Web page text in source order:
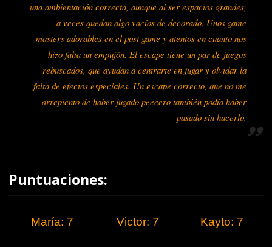
una ambientación correcta, aunque al ser espacios grandes,
a veces quedan algo vacíos de decorado. Unos game
masters adorables en el post game y atentos en cuanto nos
hizo falta un empujón. El escape tiene un par de juegos
rebuscados, que ayudan a centrarte en jugar y olvidar la
falta de efectos especiales. Un escape correcto, que no me
arrepiento de haber jugado peeeero también podía haber
pasado sin hacerlo.
Puntuaciones:
María: 7 Victor: 7 Kayto: 7